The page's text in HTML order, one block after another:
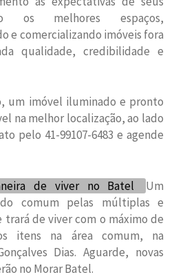
os melhores espaços,
e comercializando imóveis fora
qualidade, credibilidade e
um imóvel iluminado e pronto
na melhor localização, ao lado
pelo 41-99107-6483 e agende
de viver no Batel
Um
comum pelas múltiplas e
de viver com o máximo de
itens na área comum, na
Dias. Aguarde, novas
no Morar Batel.